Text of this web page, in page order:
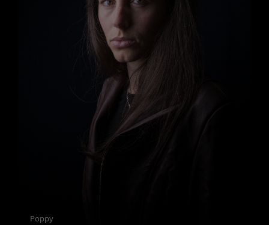
Poppy